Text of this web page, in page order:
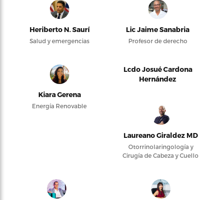
Heriberto N. Saurí
Salud y emergencias
Lic Jaime Sanabria
Profesor de derecho
Kiara Gerena
Energía Renovable
Lcdo Josué Cardona
Hernández
Laureano Giraldez MD
Otorrinolaringología y
Cirugía de Cabeza y Cuello